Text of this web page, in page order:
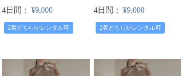
4日間： ¥9,000
2着どちらかレンタル可
4日間： ¥9,000
2着どちらかレンタル可